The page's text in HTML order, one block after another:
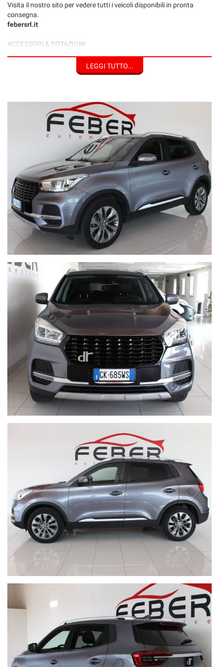
Visita il nostro sito per vedere tutti i veicoli disponibili in pronta
consegna.
febersrl.it
ACCESSORI & DOTAZIONI
*AIRBAG/LATERALI/PASSEGGERO/POST
*ALZACRISTALLI ELETTRICI 4
*ASSISTENTE ABBAGLIANTI
*AUTORADIO/DIGITALE/USB
*BLUETOOTH/CONTROLLO VOCALE/VIVAVOCE
*BOARDCOMPUTER
*CERCHI IN LEGA MISURA: R18
*CHIUSURA CENTRALIZZATA/SENZA CHIAVE/TELECOM.
*CLIMATIZZATORE
*CRUISE CONTROL
*ESP
*HILL HOLDER
*INTERNI IN PELLE/COLORE: NERO
*NON FUMATORE
*PNEUMATICI ESTIVI
*MISURE: 215/55
*REGOLAZIONE ELETTRICA DEL SEDILE
*SCHERMO MULTIFUNZIONE INTERAMENTE DIGITALE
*SENSORE DI LUCE/PIOGGIA
*SENSORI PARCHEGGIO POST.
*SERVOSTERZO
*SPECCHIETTI LATERALI ELET./RIPIEGABILI/RISCALDATI
*TELECAMERA PARCHEGGIO ASSISTITO
*TETTO APRIBILE
*TOUCH SCREEN
*VETRI OSCURATI
*VOLANTE PELLE/MULTIFUNZIONE
*****SALVO ERRORI E OMISSIONI*****
LEGGI TUTTO...